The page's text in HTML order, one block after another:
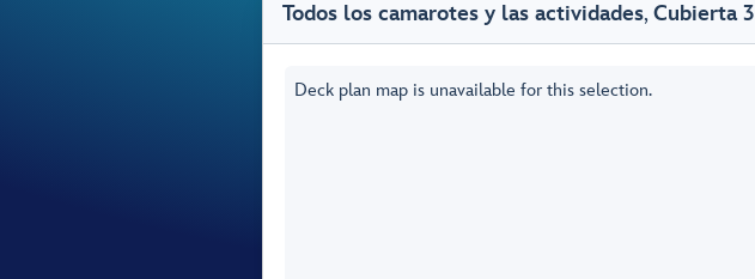
Todos los camarotes y las actividades,Cubierta 3
Deck plan map is unavailable for this selection.